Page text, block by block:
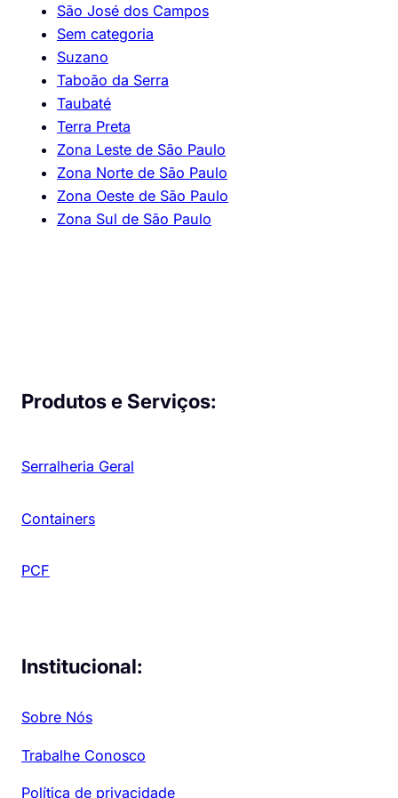
São José dos Campos
Sem categoria
Suzano
Taboão da Serra
Taubaté
Terra Preta
Zona Leste de São Paulo
Zona Norte de São Paulo
Zona Oeste de São Paulo
Zona Sul de São Paulo
Produtos e Serviços:
Serralheria Geral
Containers
PCF
Institucional:
Sobre Nós
Trabalhe Conosco
Política de privacidade